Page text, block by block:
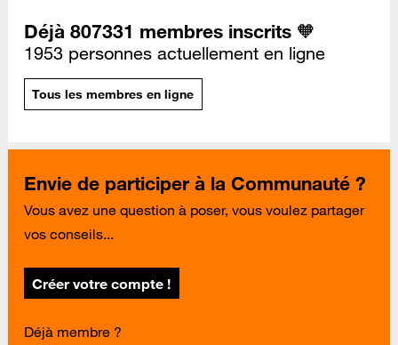
Déjà 807331 membres inscrits 🧡
1953 personnes actuellement en ligne
Tous les membres en ligne
Envie de participer à la Communauté ?
Vous avez une question à poser, vous voulez partager
vos conseils...
Créer votre compte !
Déjà membre ?